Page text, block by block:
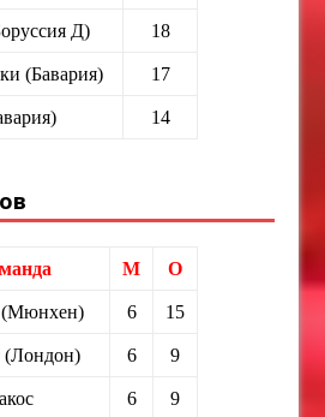
Д) 18
(Бавария) 17
14
М О
(Мюнхен) 6 15
(Лондон) 6 9
6 9